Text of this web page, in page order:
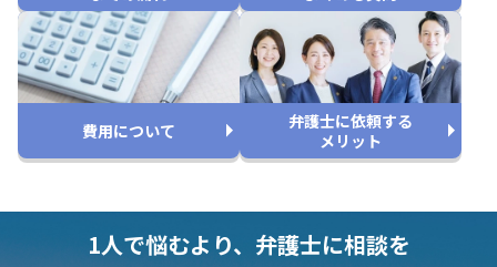
費用について
弁護士に依頼する
メリット
1人で悩むより、弁護士に相談を